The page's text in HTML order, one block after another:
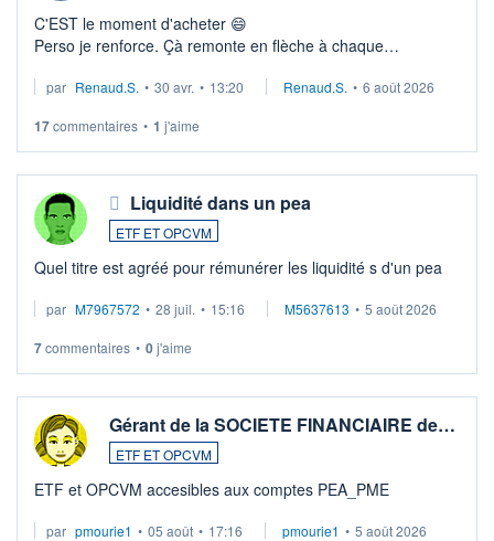
C'EST le moment d'acheter 😄​
Perso je renforce. Çà remonte en flèche à chaque
Investissement long terme tip top pour sa retraite.
par Renaud.S. • 30 avr. • 13:20 Renaud.S. • 6 août 2026
17commentaires • 1 j'aime
Liquidité dans un pea
ETF ET OPCVM
Quel titre est agréé pour rémunérer les liquidité s d'un pea
par M7967572 • 28 juil. • 15:16 M5637613 • 5 août 2026
7commentaires • 0j'aime
Gérant de la SOCIETE FINANCIAIRE de…
ETF ET OPCVM
ETF et OPCVM accesibles aux comptes PEA_PME
par pmourie1 • 05 août • 17:16 pmourie1 • 5 août 2026